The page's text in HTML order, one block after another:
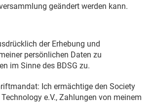
geändert werden kann.
der Erhebung und
persönlichen Daten zu
im Sinne des BDSG zu.
Ich ermächtige den Society
e.V., Zahlungen von meinem